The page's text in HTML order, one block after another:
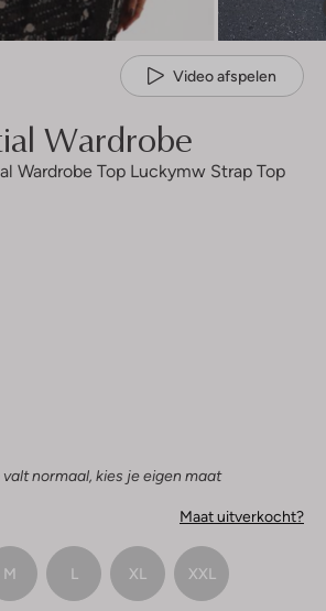
Video afspelen
Wardrobe
Wardrobe Top Luckymw Strap Top
valt normaal, kies je eigen maat
Maat uitverkocht?
M L XL XXL